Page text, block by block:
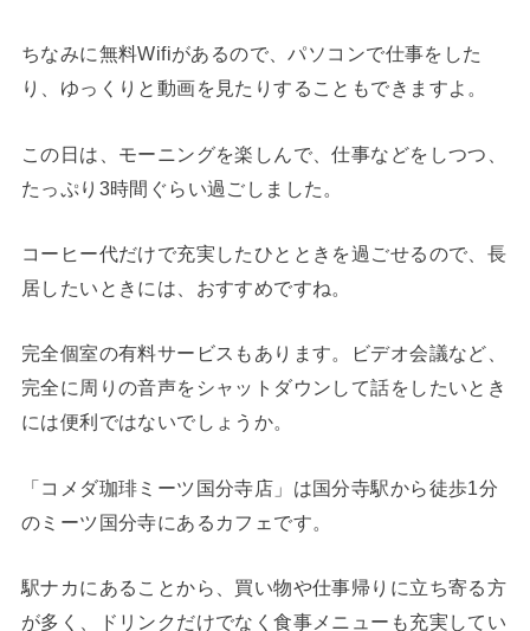
ちなみに無料Wifiがあるので、パソコンで仕事をした
り、ゆっくりと動画を見たりすることもできますよ。
この日は、モーニングを楽しんで、仕事などをしつつ、
たっぷり3時間ぐらい過ごしました。
コーヒー代だけで充実したひとときを過ごせるので、長
居したいときには、おすすめですね。
完全個室の有料サービスもあります。ビデオ会議など、
完全に周りの音声をシャットダウンして話をしたいとき
には便利ではないでしょうか。
「コメダ珈琲ミーツ国分寺店」は国分寺駅から徒歩1分
のミーツ国分寺にあるカフェです。
駅ナカにあることから、買い物や仕事帰りに立ち寄る方
が多く、ドリンクだけでなく食事メニューも充実してい